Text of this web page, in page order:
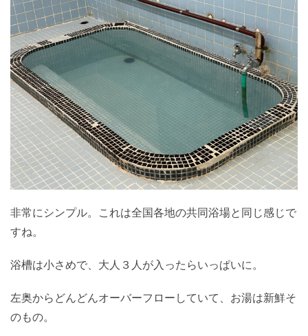
非常にシンプル。これは全国各地の共同浴場と同じ感じで
すね。
浴槽は小さめで、大人３人が入ったらいっぱいに。
左奥からどんどんオーバーフローしていて、お湯は新鮮そ
のもの。